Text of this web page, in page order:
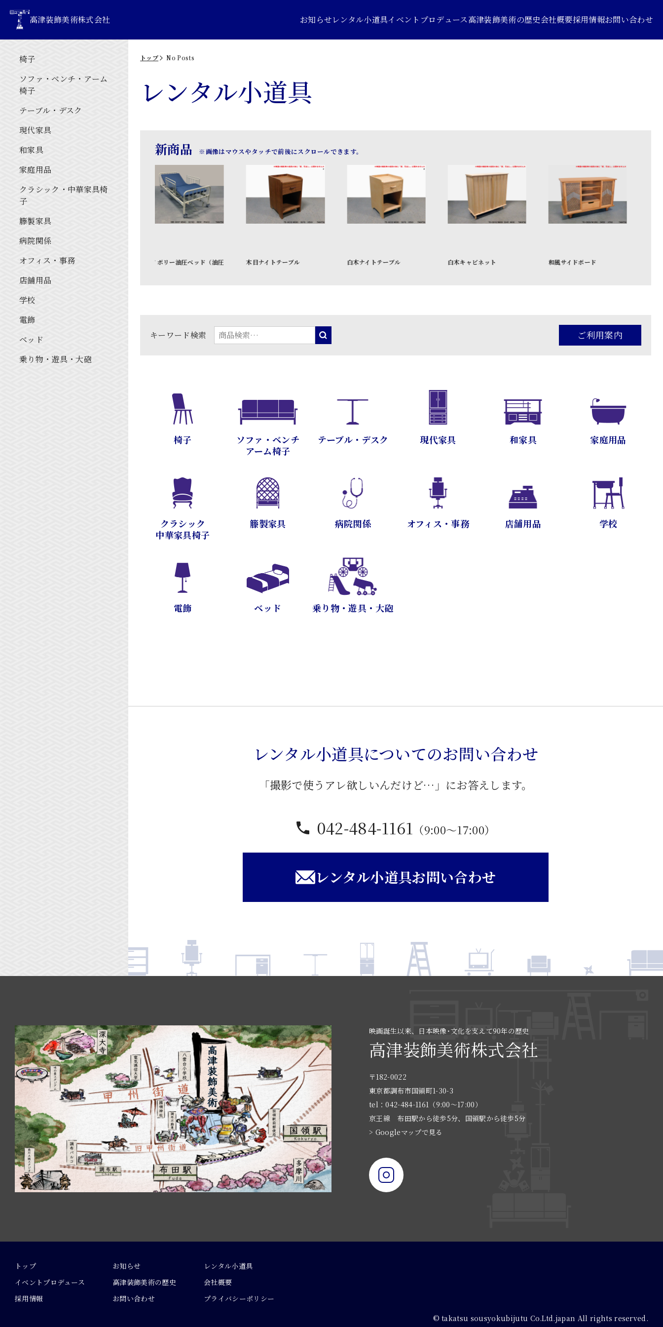
高津装飾美術株式会社 お知らせレンタル小道具イベントプロデュース高津装飾美術の歴史会社概要採用情報お問い合わせ
椅子
ソファ・ベンチ・アーム
椅子
テーブル・デスク
現代家具
和家具
家庭用品
クラシック・中華家具椅
子
籐製家具
病院関係
オフィス・事務
店舗用品
学校
電飾
ベッド
乗り物・遊具・大砲
トップ No Posts
レンタル小道具
新商品 ※画像はマウスやタッチで前後にスクロールできます。
アイボリー油圧ベッド（油圧
木目ナイトテーブル 白木ナイトテーブル 白木キャビネット 和風サイドボード 茶木製キャビネット
キーワード検索 ご利用案内
椅子
ソファ・ベンチ
アーム椅子
テーブル・デスク 現代家具 和家具 家庭用品
クラシック
中華家具椅子
籐製家具 病院関係 オフィス・事務 店舗用品 学校
電飾 ベッド 乗り物・遊具・大砲
レンタル小道具についてのお問い合わせ
「撮影で使うアレ欲しいんだけど…」にお答えします。
042-484-1161 （9:00〜17:00）
レンタル小道具お問い合わせ
映画誕生以来、日本映像･文化を支えて90年の歴史
高津装飾美術株式会社
〒182-0022
東京都調布市国領町1-30-3
tel：042-484-1161（9:00〜17:00）
京王線 布田駅から徒歩5分、国領駅から徒歩5分
> Googleマップで見る
トップ お知らせ
レンタル小道具
イベントプロデュース
高津装飾美術の歴史
会社概要
採用情報
お問い合わせ
プライバシーポリシー
© takatsu sousyokubijutu Co.Ltd.japan All rights reserved.